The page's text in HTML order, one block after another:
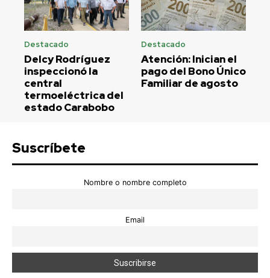
Destacado
Delcy Rodríguez
inspeccionó la
central
termoeléctrica del
estado Carabobo
Destacado
Atención: Inician el
pago del Bono Único
Familiar de agosto
Suscríbete
Nombre o nombre completo
Email